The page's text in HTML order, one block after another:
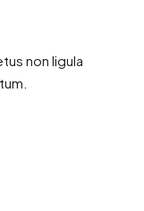
non ligula